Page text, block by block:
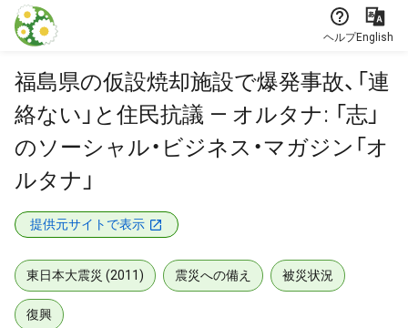
本文に飛ぶ
ヘルプEnglish
福島県の仮設焼却施設で爆発事故、「連
絡ない」と住民抗議 — オルタナ: 「志」
のソーシャル・ビジネス・マガジン「オ
ルタナ」
提供元サイトで表示
東日本大震災 (2011) 震災への備え 被災状況
復興